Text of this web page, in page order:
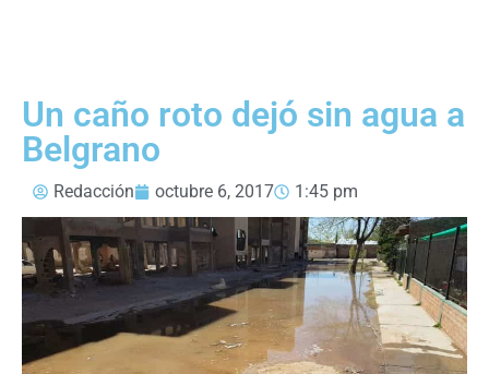
Un caño roto dejó sin agua a
Belgrano
Redacción octubre 6, 2017 1:45 pm